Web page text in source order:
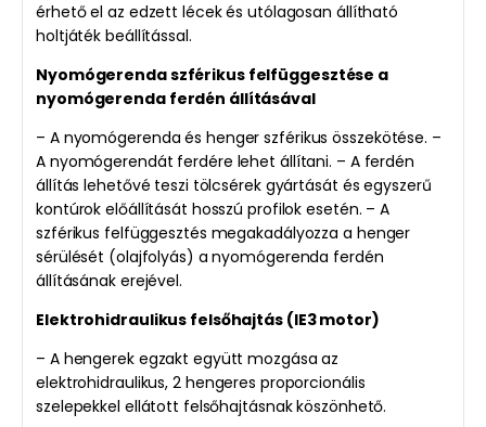
érhető el az edzett lécek és utólagosan állítható
holtjáték beállítással.
Nyomógerenda szférikus felfüggesztése a
nyomógerenda ferdén állításával
– A nyomógerenda és henger szférikus összekötése. –
A nyomógerendát ferdére lehet állítani. – A ferdén
állítás lehetővé teszi tölcsérek gyártását és egyszerű
kontúrok előállítását hosszú profilok esetén. – A
szférikus felfüggesztés megakadályozza a henger
sérülését (olajfolyás) a nyomógerenda ferdén
állításának erejével.
Elektrohidraulikus felsőhajtás (IE3 motor)
– A hengerek egzakt együtt mozgása az
elektrohidraulikus, 2 hengeres proporcionális
szelepekkel ellátott felsőhajtásnak köszönhető.